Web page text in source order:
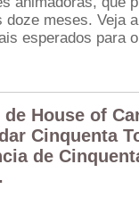
doze meses. Veja
esperados para
de House of
Cinquenta
de